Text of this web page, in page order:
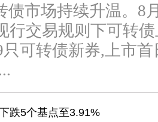
债市场持续升温。8
行交易规则下可转
可转债新券,上市
跌5个基点至3.91%